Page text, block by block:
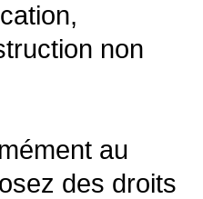
non
au
des droits